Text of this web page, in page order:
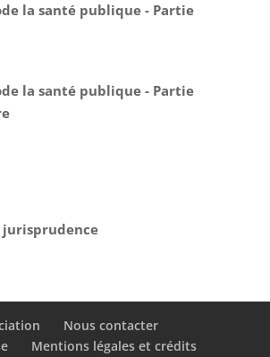
la santé publique - Partie
la santé publique - Partie
jurisprudence
Nous contacter
Mentions légales et crédits